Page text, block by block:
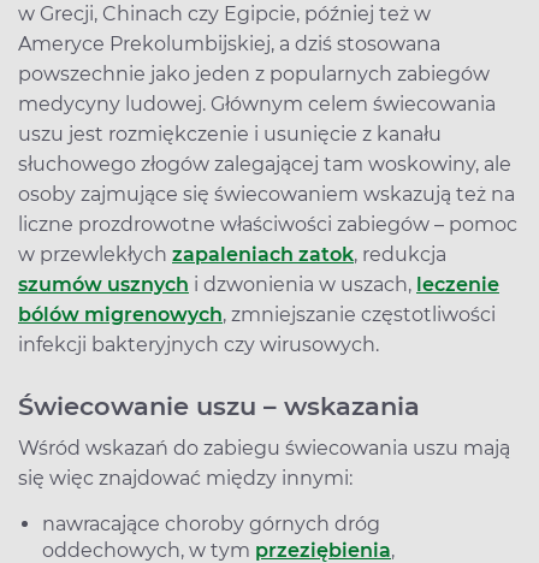
w Grecji, Chinach czy Egipcie, później też w
Ameryce Prekolumbijskiej, a dziś stosowana
powszechnie jako jeden z popularnych zabiegów
medycyny ludowej. Głównym celem świecowania
uszu jest rozmiękczenie i usunięcie z kanału
słuchowego złogów zalegającej tam woskowiny, ale
osoby zajmujące się świecowaniem wskazują też na
liczne prozdrowotne właściwości zabiegów – pomoc
w przewlekłych zapaleniach zatok, redukcja
szumów usznych i dzwonienia w uszach, leczenie
bólów migrenowych, zmniejszanie częstotliwości
infekcji bakteryjnych czy wirusowych.
Świecowanie uszu – wskazania
Wśród wskazań do zabiegu świecowania uszu mają
się więc znajdować między innymi:
nawracające choroby górnych dróg
oddechowych, w tym przeziębienia,